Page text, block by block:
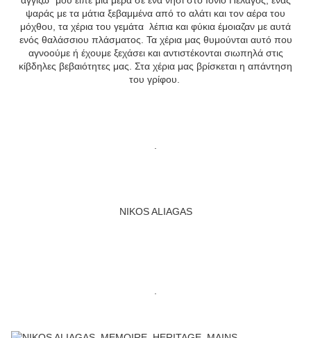
ψαράς με τα μάτια ξεβαμμένα από το αλάτι και τον αέρα του
μόχθου, τα χέρια του γεμάτα λέπια και φύκια έμοιαζαν με αυτά
ενός θαλάσσιου πλάσματος. Τα χέρια μας θυμούνται αυτό που
αγνοούμε ή έχουμε ξεχάσει και αντιστέκονται σιωπηλά στις
κίβδηλες βεβαιότητες μας. Στα χέρια μας βρίσκεται η απάντηση
του γρίφου.
NIKOS ALIAGAS